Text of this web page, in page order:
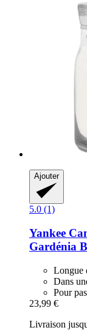
Ajouter
5.0 (1)
Yankee
Gardénia
Longue
Dans
Pour
23,99 €
Livraison